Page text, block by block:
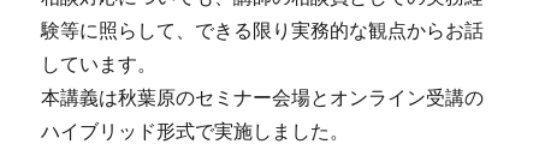
験等に照らして、できる限り実務的な観点からお話
しています。
本講義は秋葉原のセミナー会場とオンライン受講の
ハイブリッド形式で実施しました。